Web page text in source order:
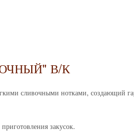
В/К
сливочными нотками, создающий
закусок.